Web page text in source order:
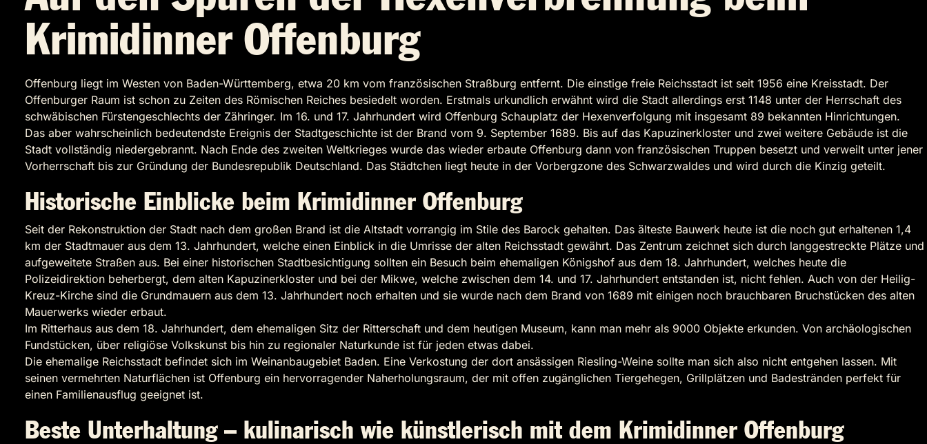
Krimidinner Offenburg
Offenburg liegt im Westen von Baden-Württemberg, etwa 20 km vom französischen Straßburg entfernt. Die einstige freie Reichsstadt ist seit 1956 eine Kreisstadt. Der
Offenburger Raum ist schon zu Zeiten des Römischen Reiches besiedelt worden. Erstmals urkundlich erwähnt wird die Stadt allerdings erst 1148 unter der Herrschaft des
schwäbischen Fürstengeschlechts der Zähringer. Im 16. und 17. Jahrhundert wird Offenburg Schauplatz der Hexenverfolgung mit insgesamt 89 bekannten Hinrichtungen.
Das aber wahrscheinlich bedeutendste Ereignis der Stadtgeschichte ist der Brand vom 9. September 1689. Bis auf das Kapuzinerkloster und zwei weitere Gebäude ist die
Stadt vollständig niedergebrannt. Nach Ende des zweiten Weltkrieges wurde das wieder erbaute Offenburg dann von französischen Truppen besetzt und verweilt unter jener
Vorherrschaft bis zur Gründung der Bundesrepublik Deutschland. Das Städtchen liegt heute in der Vorbergzone des Schwarzwaldes und wird durch die Kinzig geteilt.
Historische Einblicke beim Krimidinner Offenburg
Seit der Rekonstruktion der Stadt nach dem großen Brand ist die Altstadt vorrangig im Stile des Barock gehalten. Das älteste Bauwerk heute ist die noch gut erhaltenen 1,4
km der Stadtmauer aus dem 13. Jahrhundert, welche einen Einblick in die Umrisse der alten Reichsstadt gewährt. Das Zentrum zeichnet sich durch langgestreckte Plätze und
aufgeweitete Straßen aus. Bei einer historischen Stadtbesichtigung sollten ein Besuch beim ehemaligen Königshof aus dem 18. Jahrhundert, welches heute die
Polizeidirektion beherbergt, dem alten Kapuzinerkloster und bei der Mikwe, welche zwischen dem 14. und 17. Jahrhundert entstanden ist, nicht fehlen. Auch von der Heilig-
Kreuz-Kirche sind die Grundmauern aus dem 13. Jahrhundert noch erhalten und sie wurde nach dem Brand von 1689 mit einigen noch brauchbaren Bruchstücken des alten
Mauerwerks wieder erbaut.
Im Ritterhaus aus dem 18. Jahrhundert, dem ehemaligen Sitz der Ritterschaft und dem heutigen Museum, kann man mehr als 9000 Objekte erkunden. Von archäologischen
Fundstücken, über religiöse Volkskunst bis hin zu regionaler Naturkunde ist für jeden etwas dabei.
Die ehemalige Reichsstadt befindet sich im Weinanbaugebiet Baden. Eine Verkostung der dort ansässigen Riesling-Weine sollte man sich also nicht entgehen lassen. Mit
seinen vermehrten Naturflächen ist Offenburg ein hervorragender Naherholungsraum, der mit offen zugänglichen Tiergehegen, Grillplätzen und Badestränden perfekt für
einen Familienausflug geeignet ist.
Beste Unterhaltung – kulinarisch wie künstlerisch mit dem Krimidinner Offenburg